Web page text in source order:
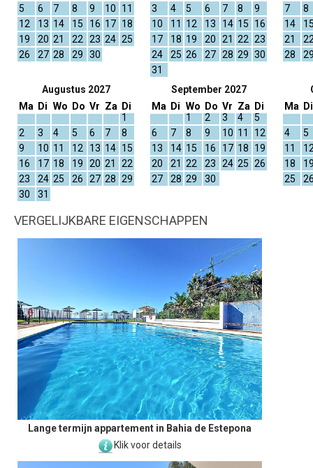
5
6 7 8 9 10
11
12
13 14 15 16 17 18
19
20 21 22 23 24 25
26
27 28 29 30
3
4 5 6 7 8
9
10
11 12 13 14 15
16
17
18 19 20 21 22 23
24
25 26 27 28 29 30
31
7
8
14
21
28
Augustus 2027
Ma
Di Wo Do Vr Za
Di
1
2
3 4 5 6 7
8
9
10 11 12 13 14 15
16
17 18 19 20 21
22
23
24 25 26 27 28 29
30
31
September 2027
Ma
Di Wo
1
Do
2
Vr
3
Za
4
Di
5
6
7 8 9 10 11
12
13
14 15 16 17 18
19
20
21 22 23 24 25 26
27
28 29 30
Ma
Di
4
5
11
18
25
VERGELIJKBARE EIGENSCHAPPEN
Lange termijn appartement in Bahia de Estepona
Klik voor details